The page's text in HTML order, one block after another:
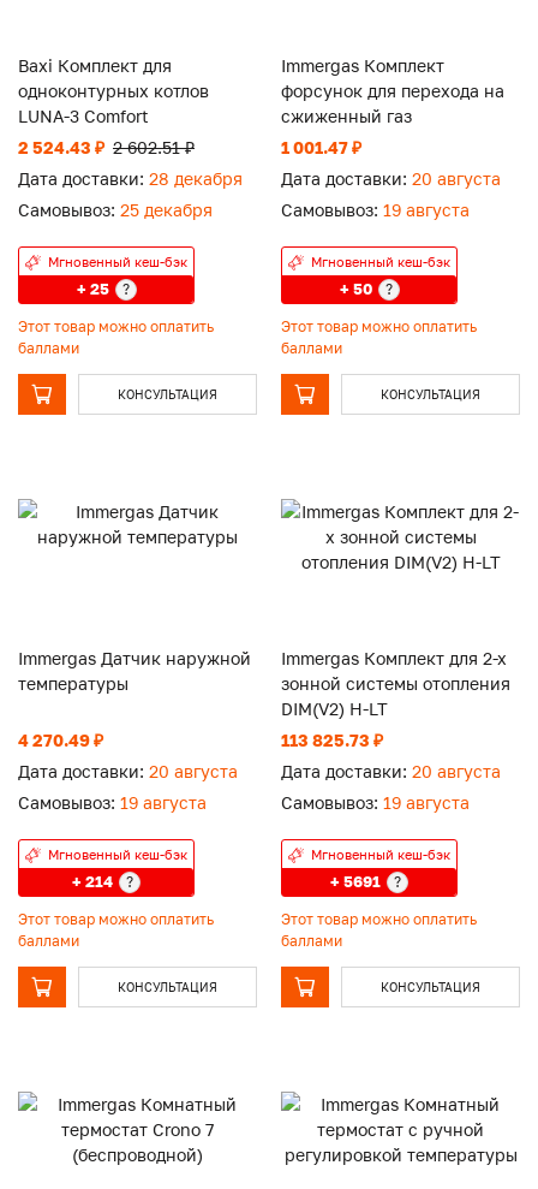
Baxi Комплект для
одноконтурных котлов
LUNA-3 Comfort
2 524.43 ₽ 2 602.51 ₽
Дата доставки: 28 декабря
Самовывоз: 25 декабря
Мгновенный кеш-бэк
+ 25 ?
Этот товар можно оплатить
баллами
КОНСУЛЬТАЦИЯ
Immergas Комплект
форсунок для перехода на
сжиженный газ
1 001.47 ₽
Дата доставки: 20 августа
Самовывоз: 19 августа
Мгновенный кеш-бэк
+ 50 ?
Этот товар можно оплатить
баллами
КОНСУЛЬТАЦИЯ
Immergas Датчик наружной
температуры
4 270.49 ₽
Дата доставки: 20 августа
Самовывоз: 19 августа
Мгновенный кеш-бэк
+ 214 ?
Этот товар можно оплатить
баллами
КОНСУЛЬТАЦИЯ
Immergas Комплект для 2-х
зонной системы отопления
DIM(V2) H-LT
113 825.73 ₽
Дата доставки: 20 августа
Самовывоз: 19 августа
Мгновенный кеш-бэк
+ 5691 ?
Этот товар можно оплатить
баллами
КОНСУЛЬТАЦИЯ